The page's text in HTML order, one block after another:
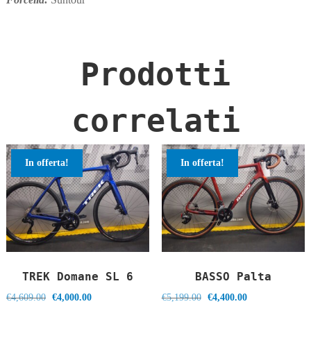
Prodotti
correlati
In offerta!
TREK Domane SL 6
€4,609.00
Il
€4,000.00Il
In offerta!
BASSO Palta
€5,199.00
Il
€4,400.00Il